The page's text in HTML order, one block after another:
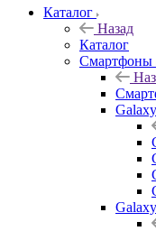
Каталог
Назад
Каталог
Смартфоны